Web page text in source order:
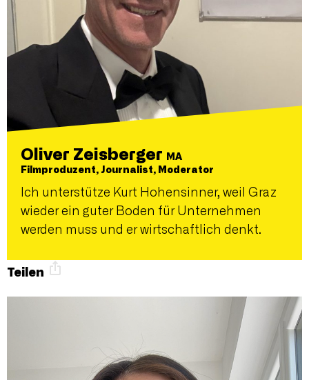
Oliver Zeisberger
MA
Filmproduzent, Journalist, Moderator
Ich unterstütze Kurt Hohensinner, weil Graz
wieder ein guter Boden für Unternehmen
werden muss und er wirtschaftlich denkt.
Teilen